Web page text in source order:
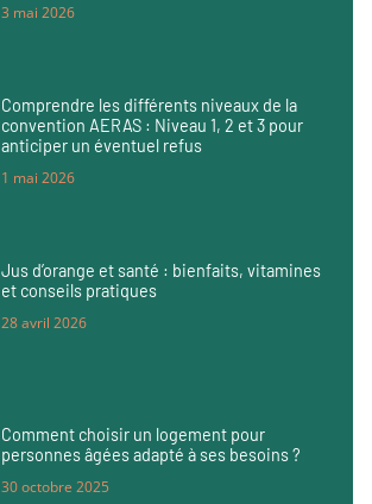
3 mai 2026
Comprendre les différents niveaux de la
convention AERAS : Niveau 1, 2 et 3 pour
anticiper un éventuel refus
1 mai 2026
Jus d’orange et santé : bienfaits, vitamines
et conseils pratiques
28 avril 2026
Comment choisir un logement pour
personnes âgées adapté à ses besoins ?
30 octobre 2025